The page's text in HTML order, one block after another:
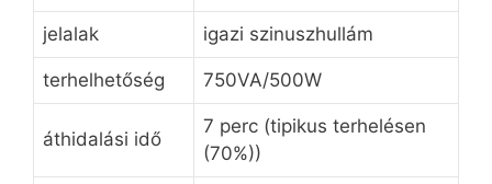
jelalak igazi szinuszhullám
terhelhetőség 750VA/500W
áthidalási idő
7 perc (tipikus terhelésen
(70%))